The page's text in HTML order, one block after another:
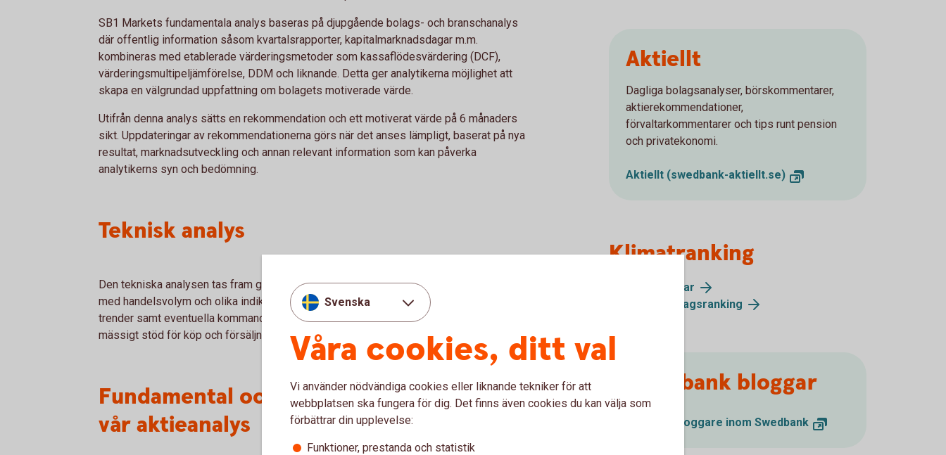
SB1 Markets fundamentala analys baseras på djupgående bolags- och branschanalys
där offentlig information såsom kvartalsrapporter, kapitalmarknadsdagar m.m.
kombineras med etablerade värderingsmetoder som kassaflödesvärdering (DCF),
värderingsmultipeljämförelse, DDM och liknande. Detta ger analytikerna möjlighet att
skapa en välgrundad uppfattning om bolagets motiverade värde.
Utifrån denna analys sätts en rekommendation och ett motiverat värde på 6 månaders
sikt. Uppdateringar av rekommendationerna görs när det anses lämpligt, baserat på nya
resultat, marknadsutveckling och annan relevant information som kan påverka
analytikerns syn och bedömning.
Teknisk analys
Den tekniska analysen tas fram genom att analysera historiska prismönster, tillsammans
med handelsvolym och olika indikatorer för att fånga upp rådande marknadspsykologi,
trender samt eventuella kommande trendskiftningar för att ge möjlighet till ett timing-
mässigt stöd för köp och försäljning av en tillgång.
Fundamental och teknisk analys – detta får du i
vår aktieanalys
Aktiellt
Dagliga bolagsanalyser, börskommentarer,
aktierekommendationer,
förvaltarkommentarer och tips runt pension
och privatekonomi.
Aktiellt (swedbank-aktiellt.se)
Klimatranking
Frågor och svar
Climetrics bolagsranking
Swedbank bloggar
Följ våra bloggare inom Swedbank
Svenska
Våra cookies, ditt val
Vi använder nödvändiga cookies eller liknande tekniker för att
webbplatsen ska fungera för dig. Det finns även cookies du kan välja som
förbättrar din upplevelse:
Funktioner, prestanda och statistik